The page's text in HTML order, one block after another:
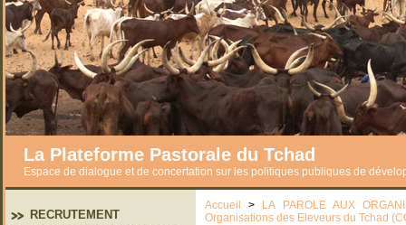
La Plateforme Pastorale du Tchad
Espace de dialogue et de concertation sur les politiques publiques de
RECRUTEMENT
Accueil >
LA PAROLE AUX
Organisations des Eleveurs du Tchad